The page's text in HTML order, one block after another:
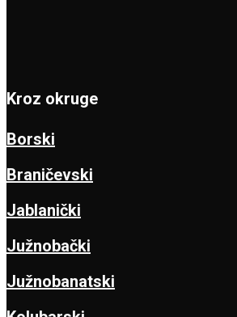
Kroz okruge
Borski
Braničevski
Jablanički
Južnobački
Južnobanatski